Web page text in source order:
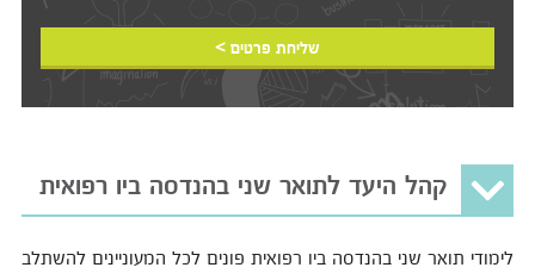
שליחת פרטים >
קהל היעד לתואר שני בהנדסה ביו רפואית
לימודי תואר שני בהנדסה ביו רפואית פונים לכל המעוניינים להשתלב